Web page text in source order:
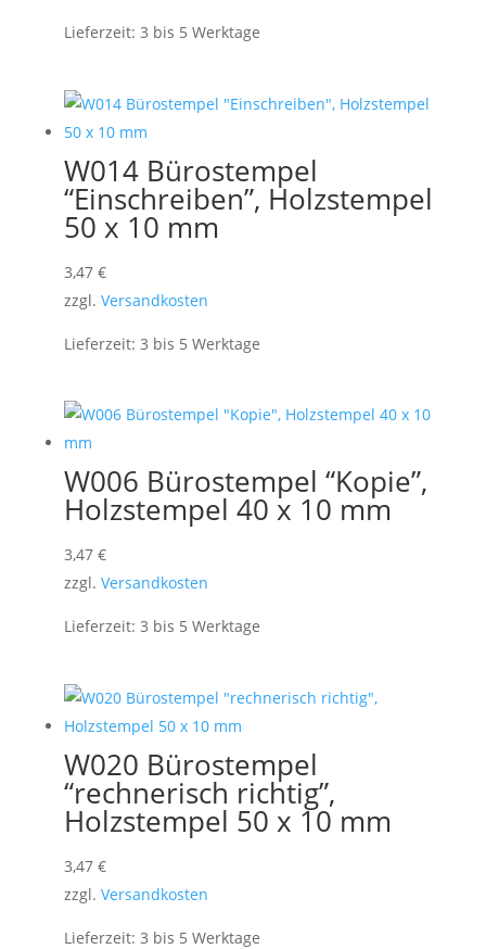
Lieferzeit: 3 bis 5 Werktage
W014 Bürostempel
“Einschreiben”, Holzstempel
50 x 10 mm
3,47 €
zzgl. Versandkosten
Lieferzeit: 3 bis 5 Werktage
W006 Bürostempel “Kopie”,
Holzstempel 40 x 10 mm
3,47 €
zzgl. Versandkosten
Lieferzeit: 3 bis 5 Werktage
W020 Bürostempel
“rechnerisch richtig”,
Holzstempel 50 x 10 mm
3,47 €
zzgl. Versandkosten
Lieferzeit: 3 bis 5 Werktage